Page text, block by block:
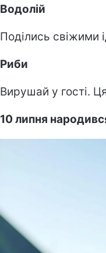
Водолій
Поділись свіжими
Риби
Вирушай у гості.
10 липня